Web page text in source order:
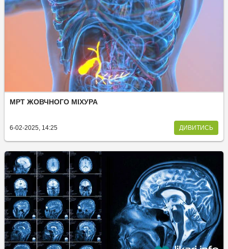
МРТ ЖОВЧНОГО МІХУРА
6-02-2025, 14:25 ДИВИТИСЬ